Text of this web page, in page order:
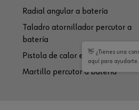
Radial angular a batería
Taladro atornillador percutor a
batería
Pistola de calor eléctrica
Martillo percutor a batería
👋 ¿Tienes una
aquí para ayudarte.